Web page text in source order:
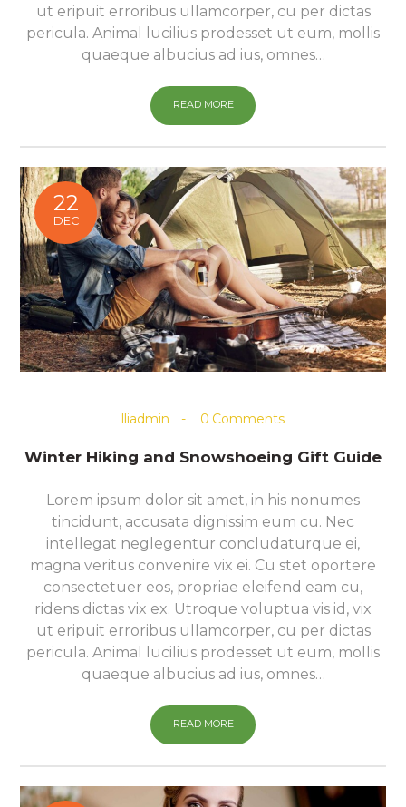
ut eripuit erroribus ullamcorper, cu per dictas
pericula. Animal lucilius prodesset ut eum, mollis
quaeque albucius ad ius, omnes…
READ MORE
22
DEC
lliadmin 0 Comments
Winter Hiking and Snowshoeing Gift Guide
Lorem ipsum dolor sit amet, in his nonumes
tincidunt, accusata dignissim eum cu. Nec
intellegat neglegentur concludaturque ei,
magna veritus convenire vix ei. Cu stet oportere
consectetuer eos, propriae eleifend eam cu,
ridens dictas vix ex. Utroque voluptua vis id, vix
ut eripuit erroribus ullamcorper, cu per dictas
pericula. Animal lucilius prodesset ut eum, mollis
quaeque albucius ad ius, omnes…
READ MORE